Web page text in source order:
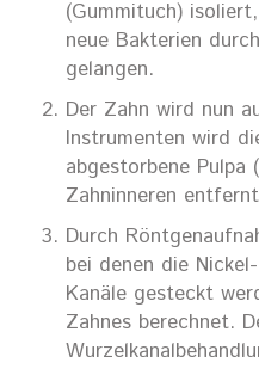
(Gummituch)
neue Bakterien
gelangen.
Der Zahn wird nun
Instrumenten wird
abgestorbene Pulpa
Zahninneren
Durch
bei denen die
Kanäle gesteckt
Zahnes berechnet.